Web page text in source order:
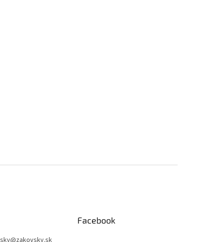
@zakovsky.sk
Facebook